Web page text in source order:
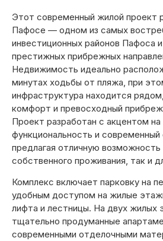
Этот современный жилой проект
Пафосе — одном из самых
инвестиционных районов Пафоса
престижных прибрежных
Недвижимость идеально
минутах ходьбы от пляжа, при
инфраструктура находится
комфорт и превосходный
Проект разработан с акцентом
функциональность и современный
предлагая отличную возможность
собственного проживания, так и
Комплекс включает парковку на
удобным доступом на жилые
лифта и лестницы. На двух жилых
тщательно продуманные
современными отделочными